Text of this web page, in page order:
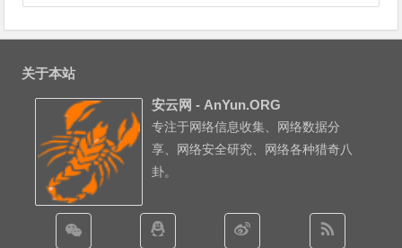
关于本站
安云网 - AnYun.ORG
专注于网络信息收集、网络数据分
享、网络安全研究、网络各种猎奇八
卦。